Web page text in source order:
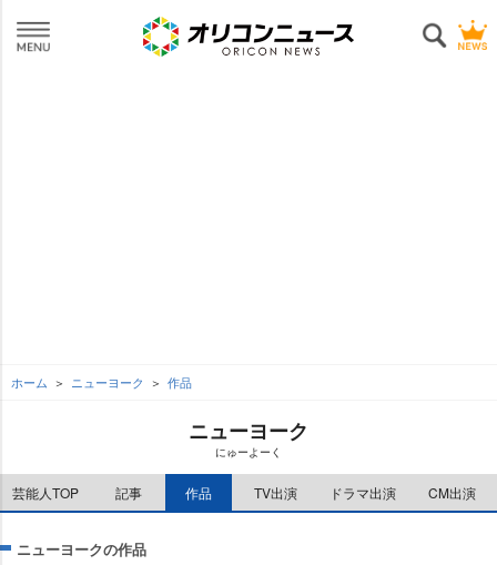
ホーム ニューヨーク 作品
ニューヨーク
にゅーよーく
芸能人TOP 記事 作品 TV出演 ドラマ出演 CM出演
ニューヨークの作品